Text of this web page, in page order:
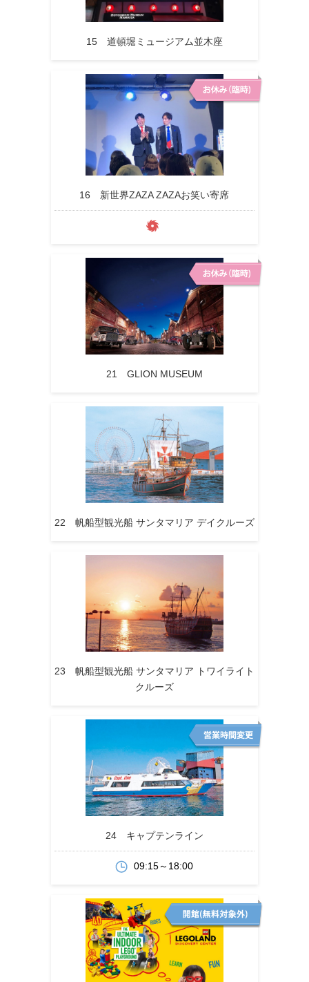
15 道頓堀ミュージアム並木座
16 新世界ZAZA ZAZAお笑い寄席
21 GLION MUSEUM
22 帆船型観光船 サンタマリア デイクルーズ
23 帆船型観光船 サンタマリア トワイライト
クルーズ
24 キャプテンライン
09:15～18:00